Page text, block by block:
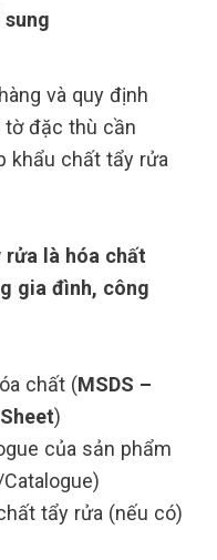
và quy định
tờ đặc thù cần
khẩu chất tẩy rửa
là hóa chất
gia đình, công
chất (MSDS –
)
của sản phẩm
tẩy rửa (nếu có)